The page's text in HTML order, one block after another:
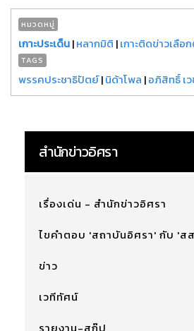
หมวดหมู่
เกาะประเด็น|หลากมิติ |เกาะติดข่าวเลือ
TAGS
พรรคประชาธิปัตย์|นิด้าโพล |อภิสิทธิ์ เ
สำนักข่าวอิศรา
เรื่องเด่น - สำนักข่าวอิศรา
ไขคำตอบ 'สถาบันอิศรา' กับ 'ส
ข่าว
เวทีทัศน์
รายงาน-สกู๊ป